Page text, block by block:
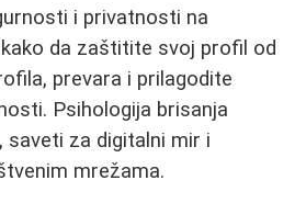
i privatnosti na
da zaštitite svoj profil od
prevara i prilagodite
Psihologija brisanja
saveti za digitalni mir i
mrežama.